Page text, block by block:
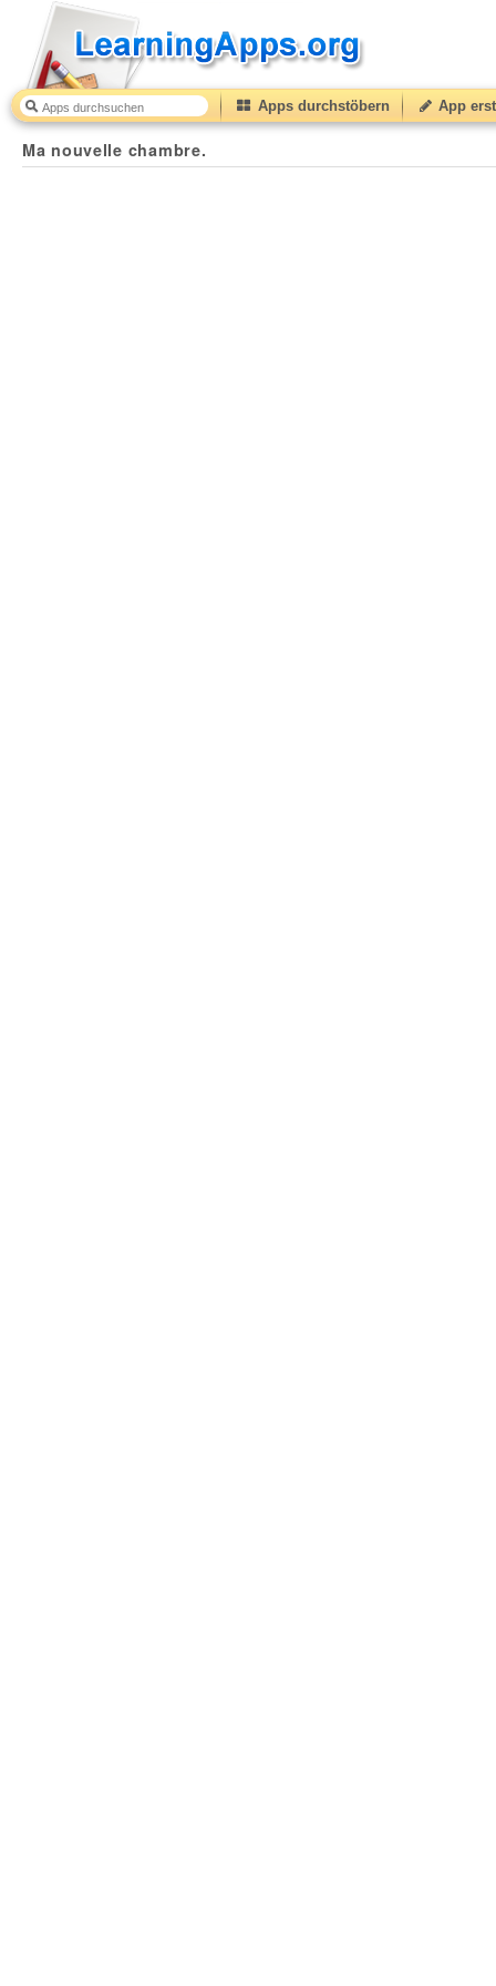
Apps durchstöbern App
Ma nouvelle chambre.
Ma nouvelle chambre. 45(from10to 50 ) based on2